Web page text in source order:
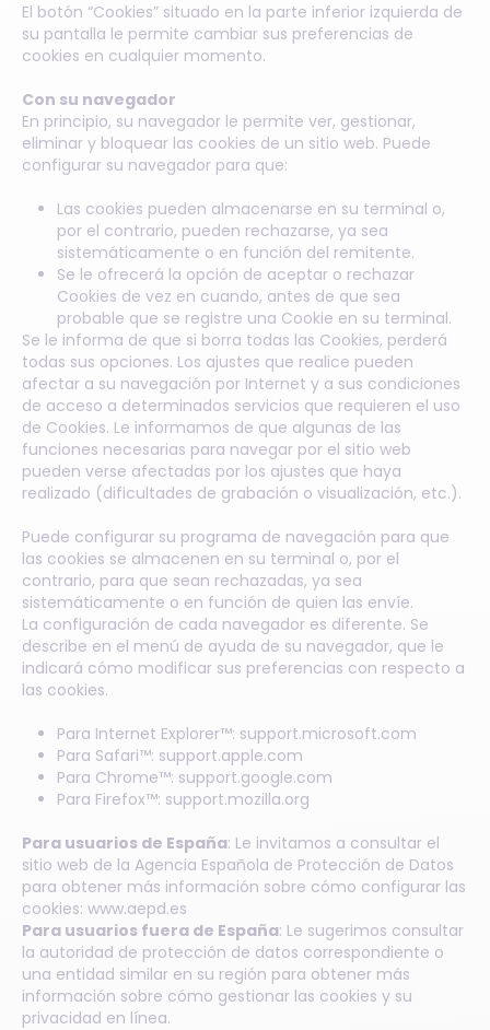
El botón “Cookies” situado en la parte inferior izquierda de
su pantalla le permite cambiar sus preferencias de
cookies en cualquier momento.
Con su navegador
En principio, su navegador le permite ver, gestionar,
eliminar y bloquear las cookies de un sitio web. Puede
configurar su navegador para que:
Las cookies pueden almacenarse en su terminal o,
por el contrario, pueden rechazarse, ya sea
sistemáticamente o en función del remitente.
Se le ofrecerá la opción de aceptar o rechazar
Cookies de vez en cuando, antes de que sea
probable que se registre una Cookie en su terminal.
Se le informa de que si borra todas las Cookies, perderá
todas sus opciones. Los ajustes que realice pueden
afectar a su navegación por Internet y a sus condiciones
de acceso a determinados servicios que requieren el uso
de Cookies. Le informamos de que algunas de las
funciones necesarias para navegar por el sitio web
pueden verse afectadas por los ajustes que haya
realizado (dificultades de grabación o visualización, etc.).
Puede configurar su programa de navegación para que
las cookies se almacenen en su terminal o, por el
contrario, para que sean rechazadas, ya sea
sistemáticamente o en función de quien las envíe.
La configuración de cada navegador es diferente. Se
describe en el menú de ayuda de su navegador, que le
indicará cómo modificar sus preferencias con respecto a
las cookies.
Para Internet Explorer™: support.microsoft.com
Para Safari™: support.apple.com
Para Chrome™: support.google.com
Para Firefox™: support.mozilla.org
Para usuarios de España: Le invitamos a consultar el
sitio web de la Agencia Española de Protección de Datos
para obtener más información sobre cómo configurar las
cookies: www.aepd.es
Para usuarios fuera de España: Le sugerimos consultar
la autoridad de protección de datos correspondiente o
una entidad similar en su región para obtener más
información sobre cómo gestionar las cookies y su
privacidad en línea.